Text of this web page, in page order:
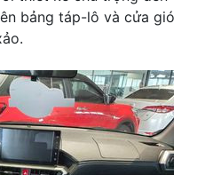
bảng táp-lô và cửa gió